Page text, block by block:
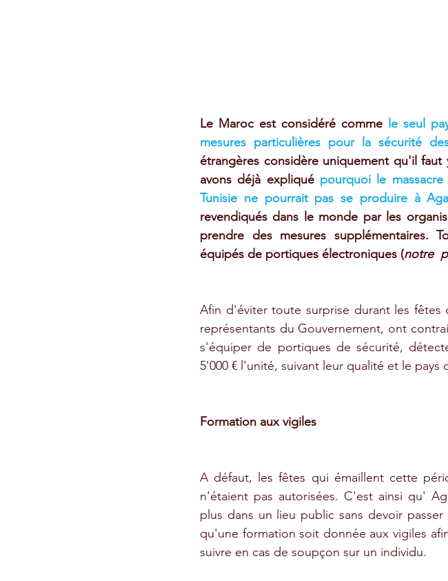
Le Maroc est considéré comme le seul
mesures particulières pour la sécurité
étrangères considère uniquement qu'il
avons déjà expliqué pourquoi le
Tunisie ne pourrait pas se produire à
revendiqués dans le monde par les
prendre des mesures supplémentaires.
équipés de portiques électroniques (notre
Afin d'éviter toute surprise durant les fêtes
représentants du Gouvernement, ont
s'équiper de portiques de sécurité,
5'000 € l'unité, suivant leur qualité et le pays
Formation aux vigiles
A défaut, les fêtes qui émaillent cette
n'étaient pas autorisées. C'est ainsi qu'
plus dans un lieu public sans devoir
qu'une formation soit donnée aux vigiles
suivre en cas de soupçon sur un individu.